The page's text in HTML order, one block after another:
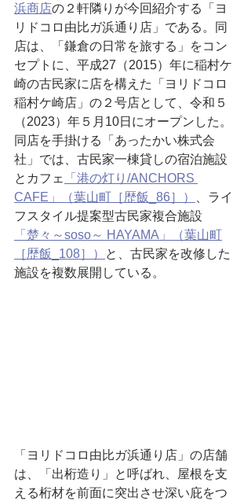
浜商店の２軒隣りが今回紹介する「ヨ
リドコロ由比ガ浜通り店」である。同
店は、「鎌倉の日常を旅する」をコン
セプトに、平成27（2015）年に稲村ケ
崎の古民家に店を構えた「ヨリドコロ
稲村ケ崎店」の２号店として、令和５
（2023）年５月10日にオープンした。
同店を手掛ける「あったかい株式会
社」では、古民家一棟貸しの宿泊施設
とカフェ
「港の灯り/ANCHORS
CAFE」（葉山町［歴飯_86］）
、ライ
フスタイル提案型古民家複合施設
「楚々～soso～ HAYAMA」（葉山町
［歴飯_108］）
と、古民家を改修した
施設を複数展開している。
「ヨリドコロ由比ガ浜通り店」の店舗
は、「出桁造り」と呼ばれ、屋根を支
える桁材を前面に突出させ深い庇をつ